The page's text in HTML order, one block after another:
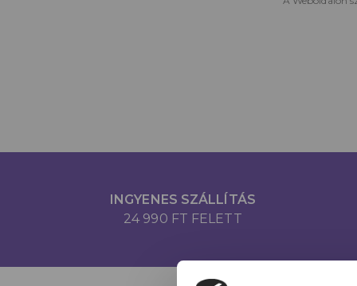
INGYENES SZÁLLÍTÁS
24 990 FT FELETT